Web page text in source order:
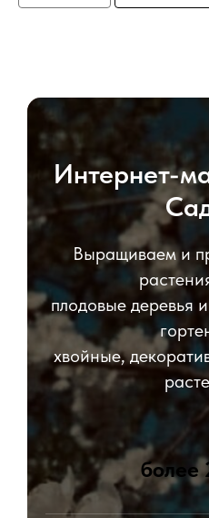
Интернет-
Выращиваем и
плодовые деревья
хвойные,
более